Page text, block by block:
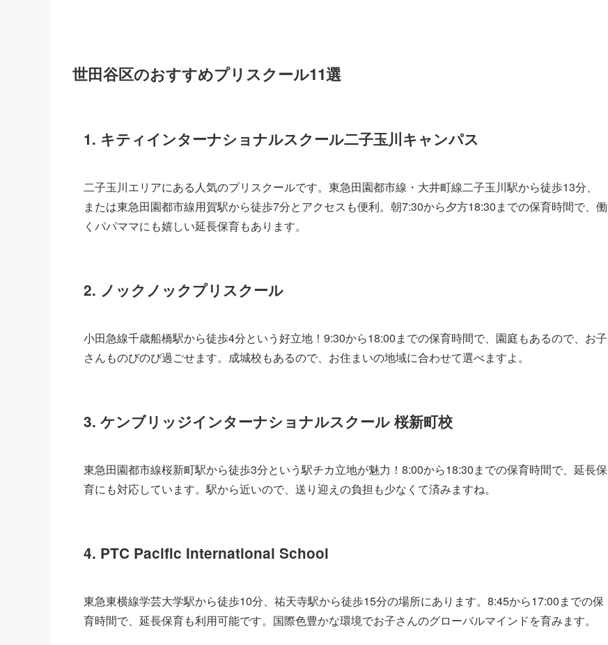
世田谷区のおすすめプリスクール11選
1. キティインターナショナルスクール二子玉川キャンパス
二子玉川エリアにある人気のプリスクールです。東急田園都市線・大井町線二子玉川駅から徒歩13分、
または東急田園都市線用賀駅から徒歩7分とアクセスも便利。朝7:30から夕方18:30までの保育時間で、働
くパパママにも嬉しい延長保育もあります。
2. ノックノックプリスクール
小田急線千歳船橋駅から徒歩4分という好立地！9:30から18:00までの保育時間で、園庭もあるので、お子
さんものびのび過ごせます。成城校もあるので、お住まいの地域に合わせて選べますよ。
3. ケンブリッジインターナショナルスクール 桜新町校
東急田園都市線桜新町駅から徒歩3分という駅チカ立地が魅力！8:00から18:30までの保育時間で、延長保
育にも対応しています。駅から近いので、送り迎えの負担も少なくて済みますね。
4. PTC Pacific International School
東急東横線学芸大学駅から徒歩10分、祐天寺駅から徒歩15分の場所にあります。8:45から17:00までの保
育時間で、延長保育も利用可能です。国際色豊かな環境でお子さんのグローバルマインドを育みます。